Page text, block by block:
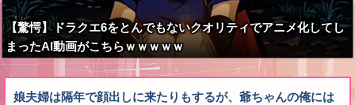
【驚愕】ドラクエ6をとんでもないクオリティでアニメ化してし
まったAI動画がこちらｗｗｗｗｗ
娘夫婦は隔年で顔出しに来たりもするが、爺ちゃんの俺には